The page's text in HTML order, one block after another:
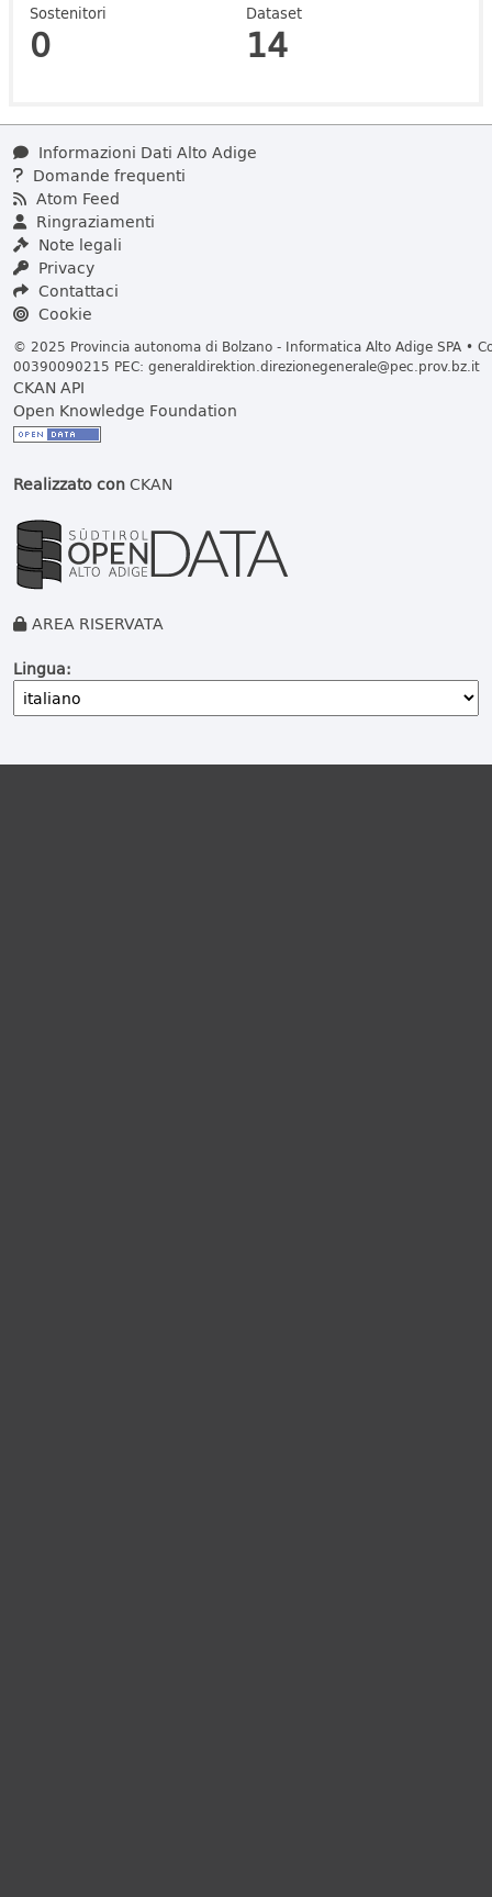
Sostenitori
0
Dataset
14
Informazioni Dati Alto Adige
Domande frequenti
Atom Feed
Ringraziamenti
Note legali
Privacy
Contattaci
Cookie
© 2025 Provincia autonoma di Bolzano - Informatica Alto Adige SPA •
00390090215 PEC: generaldirektion.direzionegenerale@pec.prov.bz.it
CKAN API
Open Knowledge Foundation
Realizzato conCKAN
AREA RISERVATA
Lingua